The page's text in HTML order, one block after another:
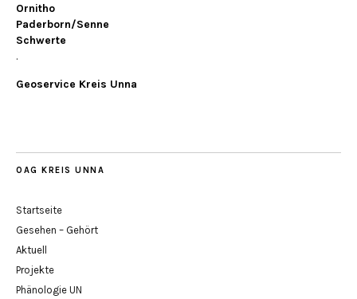
Ornitho
Paderborn/Senne
Schwerte
.
Geoservice Kreis Unna
OAG KREIS UNNA
Startseite
Gesehen – Gehört
Aktuell
Projekte
Phänologie UN